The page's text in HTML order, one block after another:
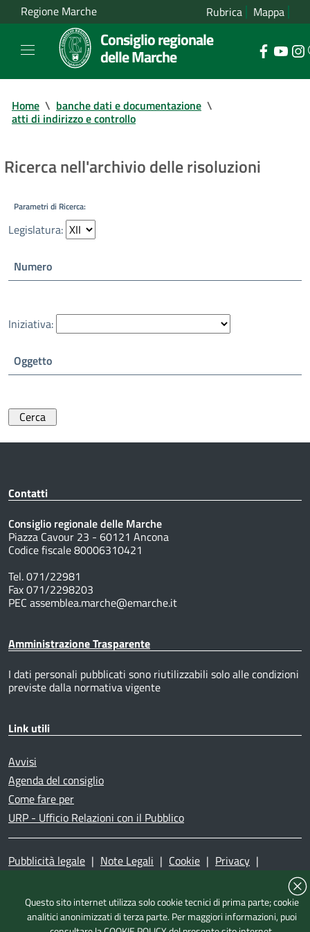
Regione Marche Rubrica Mappa
Consiglio regionale
delle Marche
Home \ banche dati e documentazione \
atti di indirizzo e controllo
Ricerca nell'archivio delle risoluzioni
Parametri di Ricerca:
Legislatura:
Numero
Iniziativa:
Oggetto
Contatti
Consiglio regionale delle Marche
Piazza Cavour 23 - 60121 Ancona
Codice fiscale 80006310421
Tel. 071/22981
Fax 071/2298203
PEC assemblea.marche@emarche.it
Amministrazione Trasparente
I dati personali pubblicati sono riutilizzabili solo alle condizioni
previste dalla normativa vigente
Link utili
Avvisi
Agenda del consiglio
Come fare per
URP - Ufficio Relazioni con il Pubblico
Pubblicità legale | Note Legali | Cookie | Privacy |
Questo sito internet utilizza solo cookie tecnici di prima parte; cookie
analitici anonimizzati di terza parte. Per maggiori informazioni, puoi